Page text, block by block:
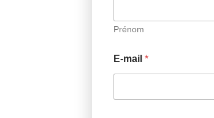
Prénom
E-mail *